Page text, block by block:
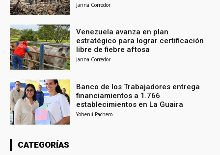
Janna Corredor
Venezuela avanza en plan
estratégico para lograr certificación
libre de fiebre aftosa
Janna Corredor
Banco de los Trabajadores entrega
financiamientos a 1.766
establecimientos en La Guaira
Yohenli Pacheco
CATEGORÍAS